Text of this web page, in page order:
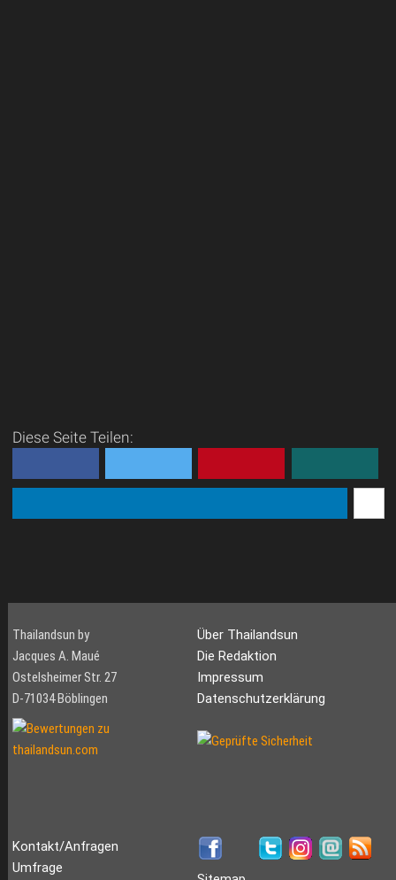
Diese Seite Teilen:
Thailandsun by
Jacques A. Maué
Ostelsheimer Str. 27
D-71034 Böblingen
Über Thailandsun
Die Redaktion
Impressum
Datenschutzerklärung
Kontakt/Anfragen
Umfrage